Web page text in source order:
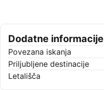
Dodatne informacije
Povezana iskanja
Priljubljene destinacije
Letališča